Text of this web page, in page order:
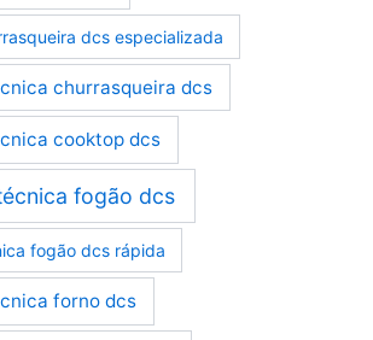
dcs especializada
churrasqueira dcs
cooktop dcs
fogão dcs
fogão dcs rápida
forno dcs